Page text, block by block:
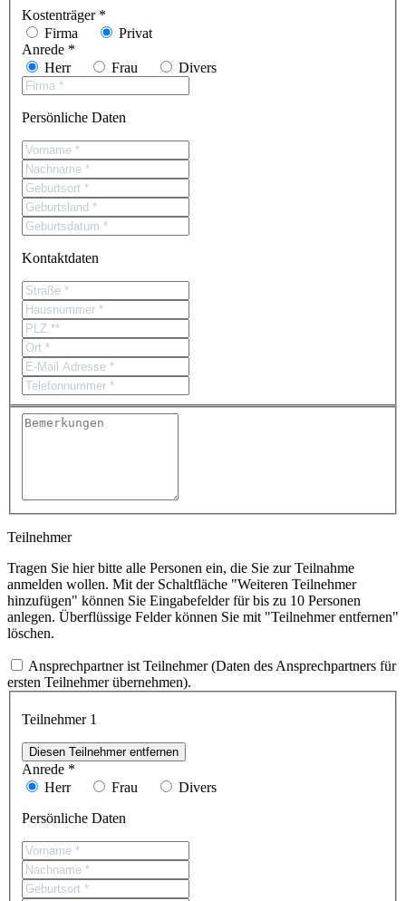
Kostenträger *
Firma
Privat
Anrede *
Herr
Frau Divers
Persönliche Daten
Kontaktdaten
Teilnehmer
Tragen Sie hier bitte alle Personen ein, die Sie zur Teilnahme
anmelden wollen. Mit der Schaltfläche "Weiteren Teilnehmer
hinzufügen" können Sie Eingabefelder für bis zu 10 Personen
anlegen. Überflüssige Felder können Sie mit "Teilnehmer entfernen"
löschen.
Ansprechpartner ist Teilnehmer (Daten des Ansprechpartners für
ersten Teilnehmer übernehmen).
Teilnehmer 1
Diesen Teilnehmer entfernen
Anrede *
Herr
Frau
Divers
Persönliche Daten